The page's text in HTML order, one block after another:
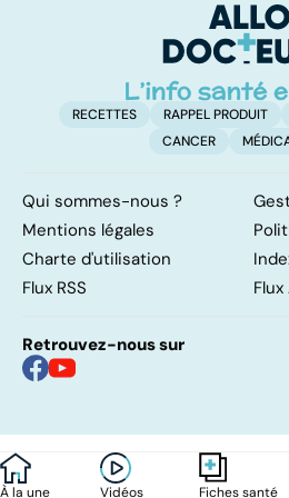
À la une Vidéos Fiches santé
RECETTES RAPPEL PRODUIT
CANCER
Qui sommes-nous ?
Mentions légales
Charte d'utilisation
Flux RSS
Retrouvez-nous sur